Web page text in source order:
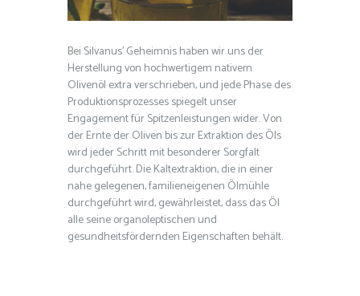
Bei Silvanus' Geheimnis haben wir uns der
Herstellung von hochwertigem nativem
Olivenöl extra verschrieben, und jede Phase des
Produktionsprozesses spiegelt unser
Engagement für Spitzenleistungen wider. Von
der Ernte der Oliven bis zur Extraktion des Öls
wird jeder Schritt mit besonderer Sorgfalt
durchgeführt. Die Kaltextraktion, die in einer
nahe gelegenen, familieneigenen Ölmühle
durchgeführt wird, gewährleistet, dass das Öl
alle seine organoleptischen und
gesundheitsfördernden Eigenschaften behält.